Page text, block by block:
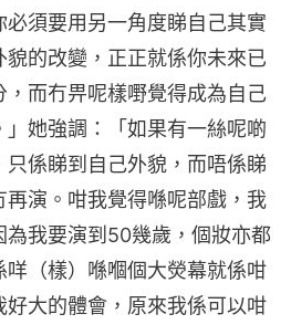
須要用另一角度睇自己其實
的改變，正正就係你未來已
而冇畀呢樣嘢覺得成為自己
」她強調：「如果有一絲呢啲
係睇到自己外貌，而唔係睇
演。咁我覺得喺呢部戲，我
為我要演到50幾歲，個妝亦都
（樣）喺嗰個大熒幕就係咁
好大的體會，原來我係可以咁